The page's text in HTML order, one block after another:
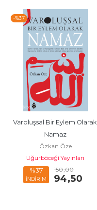
-%37
Varoluşsal Bir Eylem Olarak
Namaz
Özkan Öze
Uğurböceği Yayınları
%37
İNDİRİM
150,00
94,50